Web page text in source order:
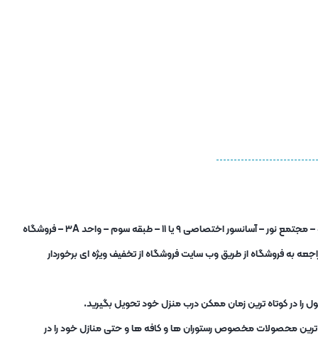
شما برای خرید حضوری نیز میتوانید به فروشگاه در آدرس : تهران – میدان شوش – خیابان صابونیان – خیابان دشتبان زاده – مجتمع نور – آسانسور اختصاصی ۹ یا ۱۱ – طبقه سوم – واحد ۳A – فروشگاه
به فروشگاه از طریق وب سایت فروشگاه از تخفیف ویژه ای برخوردار
را در کوتاه ترین زمان ممکن درب منزل خود تحویل بگیرید.
ترین محصولات مخصوص رستوران ها و کافه ها و حتی منازل خود را در